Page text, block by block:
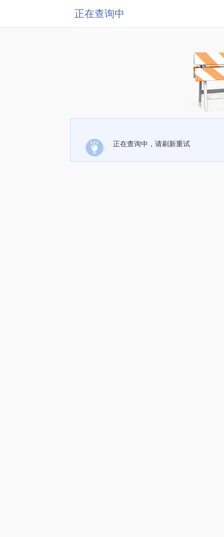
正在查询中
正在查询中，请刷新重试